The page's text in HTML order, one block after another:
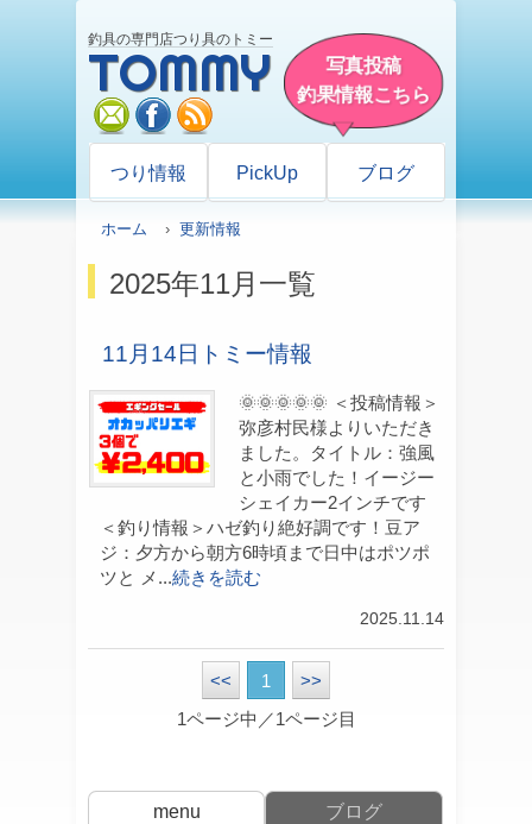
釣具の専門店つり具のトミー
TOMMY
mail facebook
写真投稿
釣果情報こちら
つり情報 PickUp ブログ
ホーム › 更新情報
2025年11月一覧
11月14日トミー情報
🌞🌞🌞🌞🌞 ＜投稿情報＞
弥彦村民様よりいただき
ました。タイトル：強風
と小雨でした！イージー
シェイカー2インチです
＜釣り情報＞ハゼ釣り絶好調です！豆ア
ジ：夕方から朝方6時頃まで日中はポツポ
ツと メ...続きを読む
2025.11.14
<< 1
>>
1ページ中／1ページ目
menu ブログ